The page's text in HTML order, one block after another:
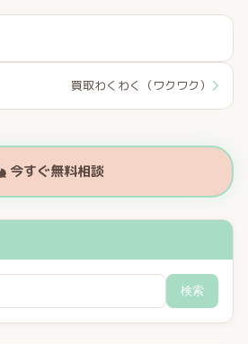
買取わくわく（ワクワク）
今すぐ無料相談
検索